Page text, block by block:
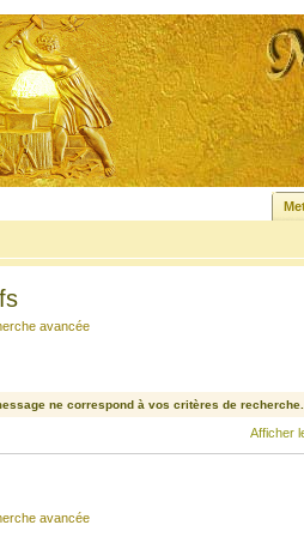
avancée
ne correspond à vos critères de recherche.
Afficher
avancée